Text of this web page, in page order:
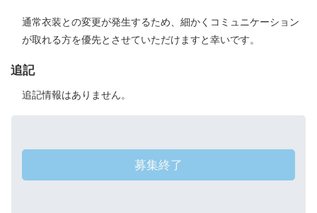
通常衣装との変更が発生するため、細かくコミュニケーション
が取れる方を優先とさせていただけますと幸いです。
追記
追記情報はありません。
募集終了